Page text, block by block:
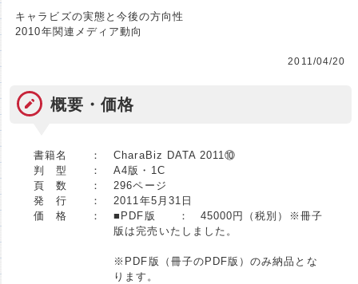
キャラビズの実態と今後の方向性
2010年関連メディア動向
2011/04/20
概要・価格
書籍名 ：
CharaBiz DATA 2011⑩
判 型 ：
A4版・1C
頁 数 ：
296ページ
発 行 ：
2011年5月31日
価 格 ：
■PDF版 ： 45000円（税別）※冊子
版は完売いたしました。
※PDF版（冊子のPDF版）のみ納品とな
ります。